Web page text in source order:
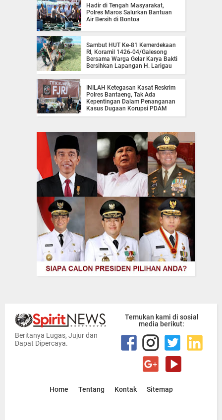
Hadir di Tengah Masyarakat,
Polres Maros Salurkan Bantuan
Air Bersih di Bontoa
Sambut HUT Ke-81 Kemerdekaan
RI, Koramil 1426-04/Galesong
Bersama Warga Gelar Karya Bakti
Bersihkan Lapangan H. Larigau
INILAH Ketegasan Kasat Reskrim
Polres Bantaeng, Tak Ada
Kepentingan Dalam Penanganan
Kasus Dugaan Korupsi PDAM
Beritanya Lugas, Jujur dan
Dapat Dipercaya.
Temukan kami di sosial
media berikut:
Home Tentang Kontak Sitemap